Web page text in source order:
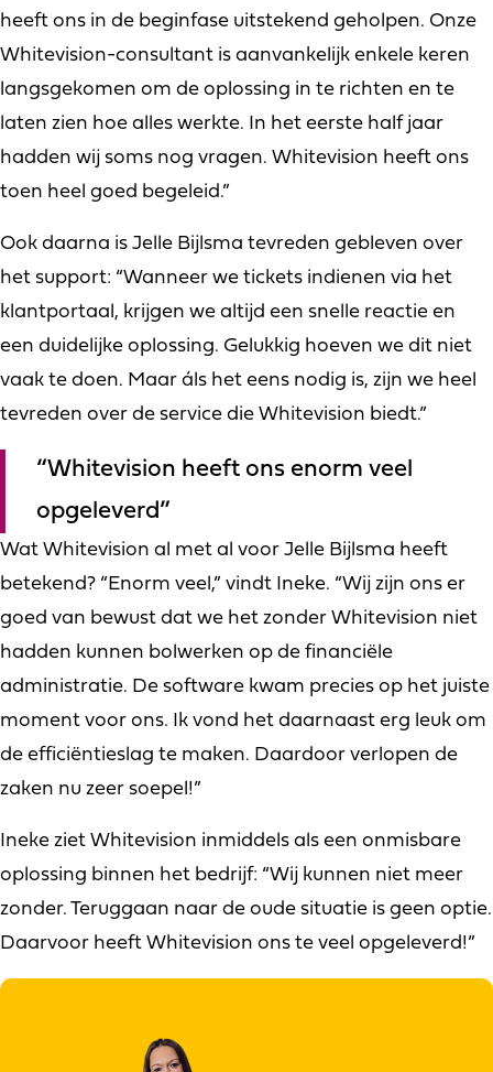
heeft ons in de beginfase uitstekend geholpen. Onze
Whitevision-consultant is aanvankelijk enkele keren
langsgekomen om de oplossing in te richten en te
laten zien hoe alles werkte. In het eerste half jaar
hadden wij soms nog vragen. Whitevision heeft ons
toen heel goed begeleid.”
Ook daarna is Jelle Bijlsma tevreden gebleven over
het support: “Wanneer we tickets indienen via het
klantportaal, krijgen we altijd een snelle reactie en
een duidelijke oplossing. Gelukkig hoeven we dit niet
vaak te doen. Maar áls het eens nodig is, zijn we heel
tevreden over de service die Whitevision biedt.”
“Whitevision heeft ons enorm veel
opgeleverd”
Wat Whitevision al met al voor Jelle Bijlsma heeft
betekend? “Enorm veel,” vindt Ineke. “Wij zijn ons er
goed van bewust dat we het zonder Whitevision niet
hadden kunnen bolwerken op de financiële
administratie. De software kwam precies op het juiste
moment voor ons. Ik vond het daarnaast erg leuk om
de efficiëntieslag te maken. Daardoor verlopen de
zaken nu zeer soepel!”
Ineke ziet Whitevision inmiddels als een onmisbare
oplossing binnen het bedrijf: “Wij kunnen niet meer
zonder. Teruggaan naar de oude situatie is geen optie.
Daarvoor heeft Whitevision ons te veel opgeleverd!”